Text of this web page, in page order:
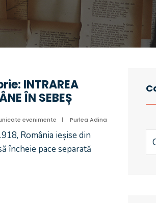
INTRAREA
ÎN SEBEȘ
evenimente | Purlea Adina
România ieșise din
încheie pace separată